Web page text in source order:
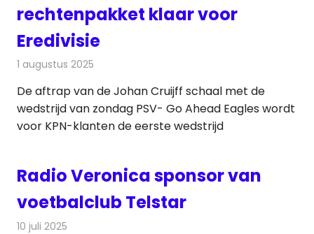
rechtenpakket klaar voor
Eredivisie
1 augustus 2025
De aftrap van de Johan Cruijff schaal met de
wedstrijd van zondag PSV- Go Ahead Eagles wordt
voor KPN-klanten de eerste wedstrijd
Radio Veronica sponsor van
voetbalclub Telstar
10 juli 2025